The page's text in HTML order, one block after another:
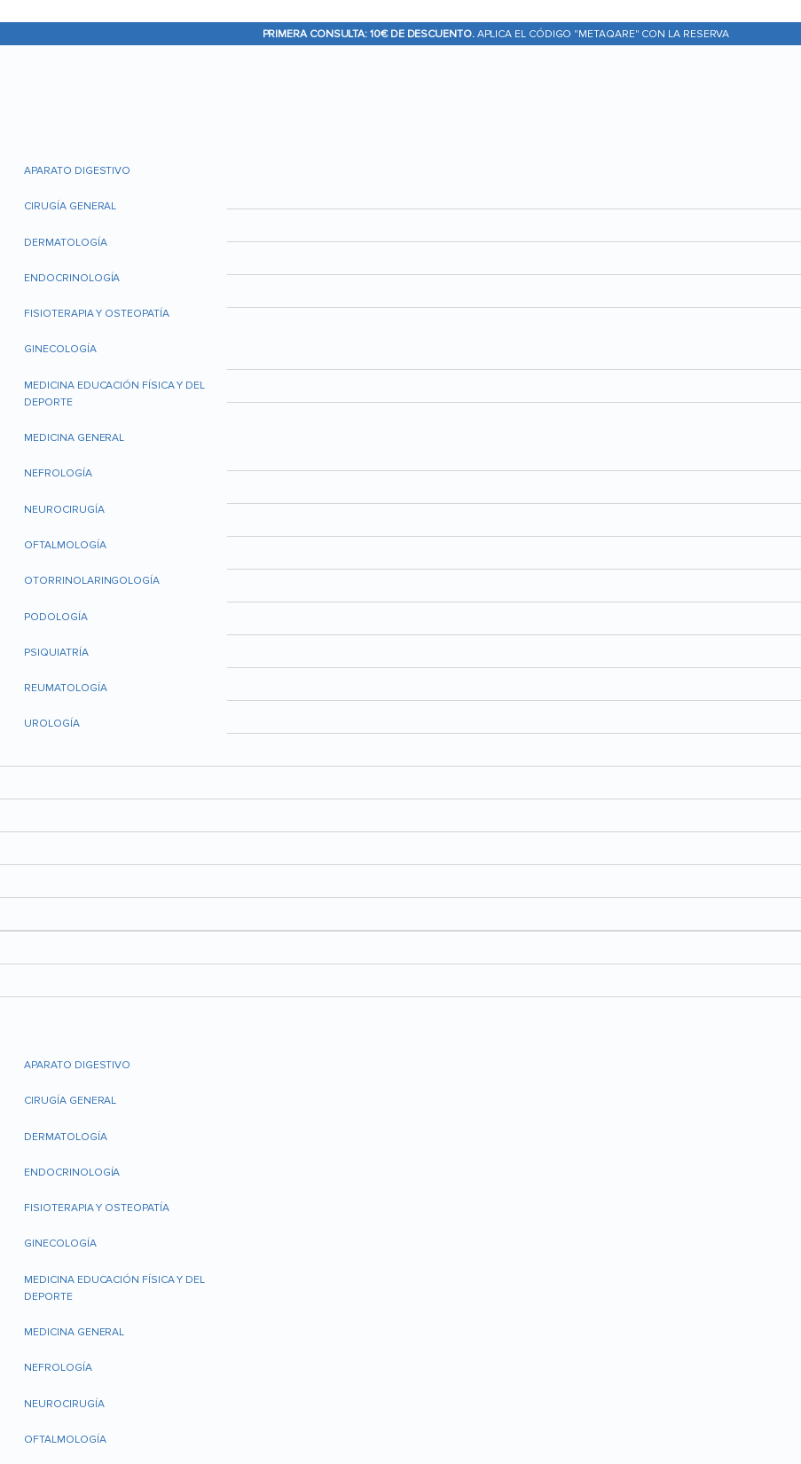
PRIMERA CONSULTA: 10€ DE DESCUENTO.APLICA EL CÓDIGO "METAQARE" CON LA RESERVA
APARATO DIGESTIVO
CIRUGÍA GENERAL
DERMATOLOGÍA
ENDOCRINOLOGÍA
FISIOTERAPIA Y OSTEOPATÍA
GINECOLOGÍA
MEDICINA EDUCACIÓN FÍSICA Y DEL
DEPORTE
MEDICINA GENERAL
NEFROLOGÍA
NEUROCIRUGÍA
OFTALMOLOGÍA
OTORRINOLARINGOLOGÍA
PODOLOGÍA
PSIQUIATRÍA
REUMATOLOGÍA
UROLOGÍA
APARATO DIGESTIVO
CIRUGÍA GENERAL
DERMATOLOGÍA
ENDOCRINOLOGÍA
FISIOTERAPIA Y OSTEOPATÍA
GINECOLOGÍA
MEDICINA EDUCACIÓN FÍSICA Y DEL
DEPORTE
MEDICINA GENERAL
NEFROLOGÍA
NEUROCIRUGÍA
OFTALMOLOGÍA